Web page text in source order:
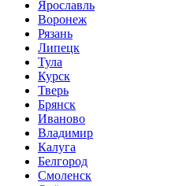
Ярославль
Воронеж
Рязань
Липецк
Тула
Курск
Тверь
Брянск
Иваново
Владимир
Калуга
Белгород
Смоленск